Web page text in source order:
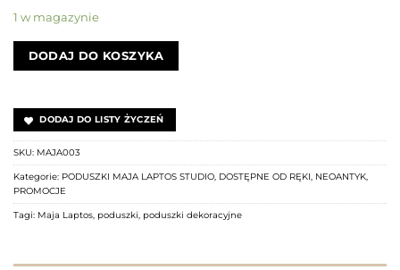
1 w magazynie
DODAJ DO KOSZYKA
DODAJ DO LISTY ŻYCZEŃ
SKU: MAJA003
Kategorie: PODUSZKI MAJA LAPTOS STUDIO, DOSTĘPNE OD RĘKI, NEOANTYK,
PROMOCJE
Tagi: Maja Laptos, poduszki, poduszki dekoracyjne